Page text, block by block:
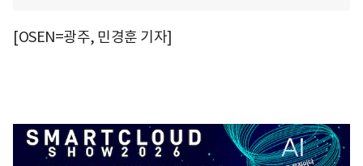
[OSEN=광주, 민경훈 기자]